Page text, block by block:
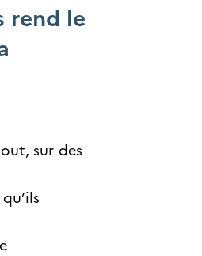
rend le
sur des